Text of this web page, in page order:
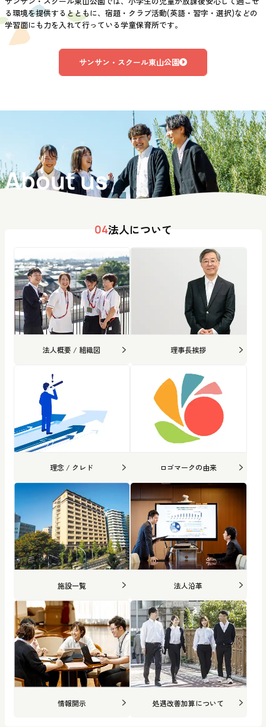
る環境を提供するとともに、宿題・クラブ活動(英語・習字・選択)などの
学習面にも力を入れて行っている学童保育所です。
サンサン・スクール東山公園
About us
04法人について
法人概要 / 組織図 理事長挨拶
理念 / クレド ロゴマークの由来
施設一覧 法人沿革
情報開示 処遇改善加算について